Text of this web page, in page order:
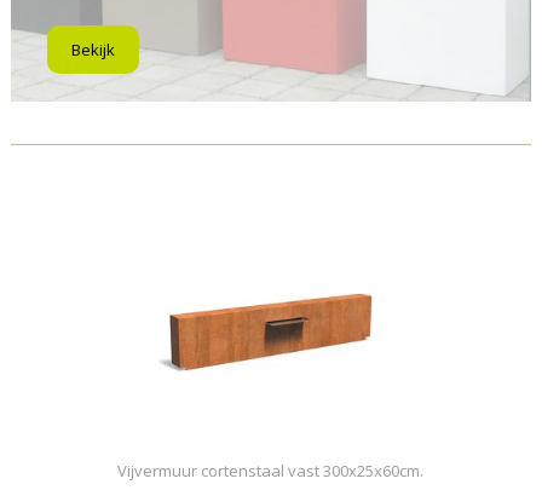
Bekijk
Vijvermuur cortenstaal vast 300x25x60cm.